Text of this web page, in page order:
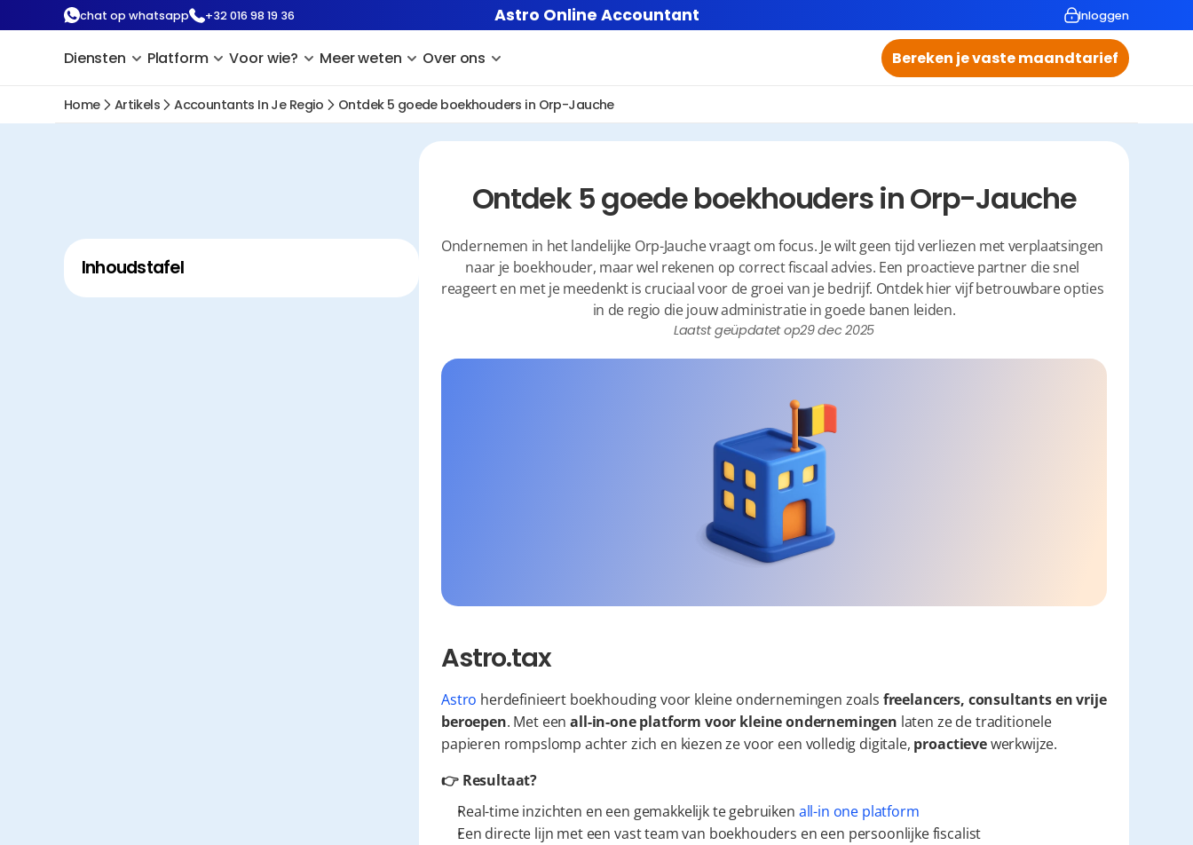
chat op whatsapp +32 016 98 19 36 Astro Online Accountant Inloggen
Diensten Platform Voor wie? Meer weten Over ons Bereken je vaste maandtarief
Home Artikels Accountants In Je Regio Ontdek 5 goede boekhouders in Orp-Jauche
Inhoudstafel
Ontdek 5 goede boekhouders in Orp-Jauche
Ondernemen in het landelijke Orp-Jauche vraagt om focus. Je wilt geen tijd verliezen met verplaatsingen
naar je boekhouder, maar wel rekenen op correct fiscaal advies. Een proactieve partner die snel
reageert en met je meedenkt is cruciaal voor de groei van je bedrijf. Ontdek hier vijf betrouwbare opties
in de regio die jouw administratie in goede banen leiden.
Laatst geüpdatet op29 dec 2025
Astro.tax
Astro herdefinieert boekhouding voor kleine ondernemingen zoals freelancers, consultants en vrije
beroepen. Met een all-in-one platform voor kleine ondernemingen laten ze de traditionele
papieren rompslomp achter zich en kiezen ze voor een volledig digitale, proactieve werkwijze.
👉 Resultaat?
Real-time inzichten en een gemakkelijk te gebruiken all-in one platform
Een directe lijn met een vast team van boekhouders en een persoonlijke fiscalist